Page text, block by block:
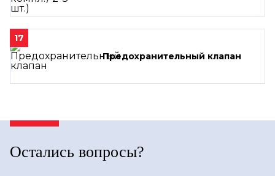
17
Предохранительный клапан
Остались вопросы?